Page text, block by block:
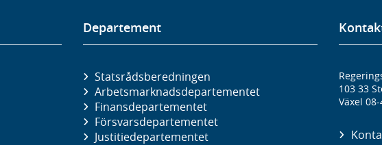
Departement
Statsrådsberedningen
Arbetsmarknads­departementet
Finans­departementet
Försvars­departementet
Justitie­departementet
103 33
Växel